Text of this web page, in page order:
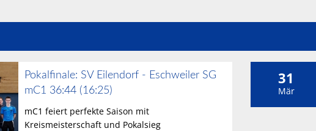
Pokalfinale: SV Eilendorf - Eschweiler SG
mC1 36:44 (16:25)
mC1 feiert perfekte Saison mit
Kreismeisterschaft und Pokalsieg
31
Mär